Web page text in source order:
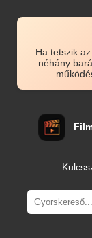
Ha tetszik
néhány